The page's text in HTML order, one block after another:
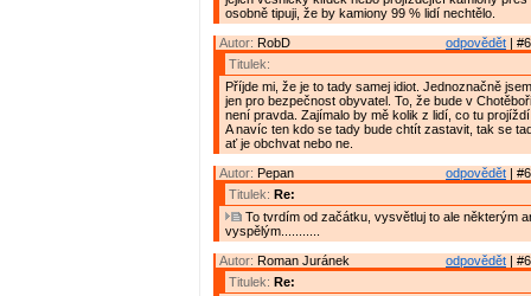
osobně tipuji, že by kamiony 99 % lidí nechtělo.
odpovědět |
Autor: RobD
Titulek:
Příjde mi, že je to tady samej idiot. Jednoznačně
jen pro bezpečnost obyvatel. To, že bude v
není pravda. Zajímalo by mě kolik z lidí, co tu
A navíc ten kdo se tady bude chtít zastavit, tak se
ať je obchvat nebo ne.
odpovědět |
Autor: Pepan
Titulek: Re:
To tvrdím od začátku, vysvětluj to ale některým
vyspělým...........
odpovědět |
Autor: Roman Juránek
Titulek: Re: